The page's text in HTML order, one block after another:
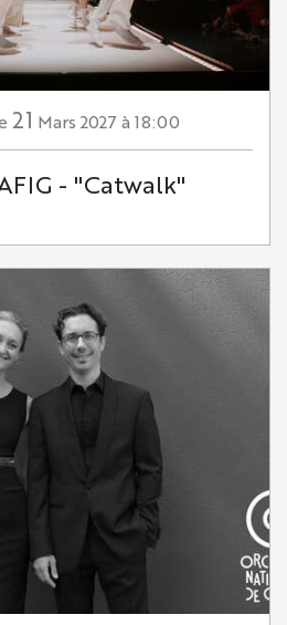
21 Mars 2027 à 18:00
- "Catwalk"